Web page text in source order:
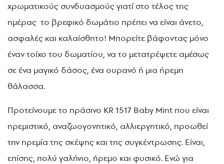
χρωματικούς συνδυασμούς γιατί στο τέλος της
ημέρας το βρεφικό δωμάτιο πρέπει να είναι άνετο,
ασφαλές και καλαίσθητο! Μπορείτε βάφοντας μόνο
έναν τοίχο του δωματίου, να το μετατρέψετε αμέσως
σε ένα μαγικό δάσος, ένα ουρανό ή μια ήρεμη
θάλασσα.
Προτείνουμε το πράσινο KR 1517 Baby Mint που είναι
ηρεμιστικό, αναζωογονητικό, αλλιεργητικό, προωθεί
την ηρεμία της σκέψης και της συγκέντρωσης. Είναι,
επίσης, πολύ γαλήνιο, ήρεμο και φυσικό. Ενώ για